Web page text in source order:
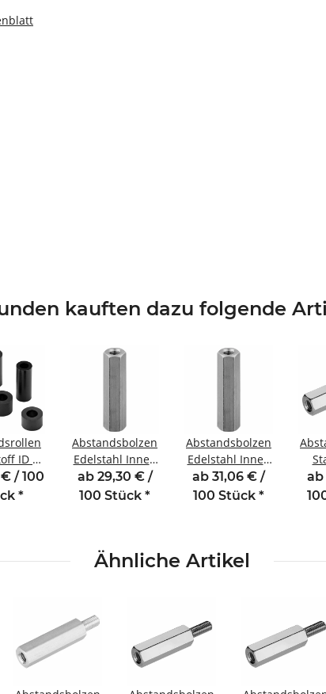
kauften dazu folgende
ID Ø
für
M3
€ / 100
*
Abstandsbolzen
Edelstahl Innen
/Innengewinde
8 mm M3 SW5,5
ab 29,30 € /
100 Stück *
Abstandsbolzen
Edelstahl Innen
/Innengewinde
15 mm M3
ab 31,06 € /
100 Stück *
/
7
ab
Ähnliche Artikel